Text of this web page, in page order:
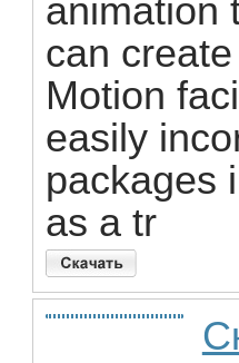
animation
can
Motion
easily
packages
as a tr